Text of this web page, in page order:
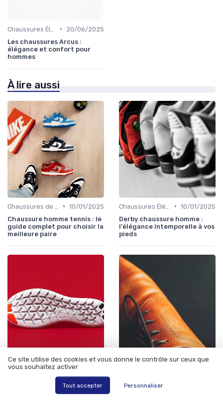
•
20/06/2025
Les chaussures Arcus :
élégance et confort pour
hommes
À lire aussi
• 10/01/2025
Chaussure homme tennis : le
guide complet pour choisir la
meilleure paire
• 10/01/2025
Derby chaussure homme :
l'élégance intemporelle à vos
pieds
Chaussures de Ville •
12/06/2025
tout ce que vous devez
Bottes et Bottines •
12/06/2025
marques et conseils pour
Ce site utilise des cookies et vous donne le contrôle sur ceux que
vous souhaitez activer
Tout accepter Personnaliser